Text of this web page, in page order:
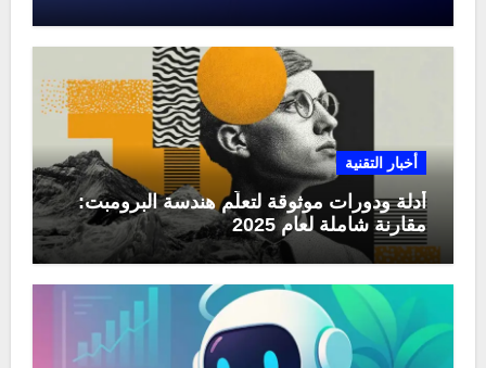
أخبار التقنية
أدلة ودورات موثوقة لتعلّم هندسة البرومبت:
مقارنة شاملة لعام 2025